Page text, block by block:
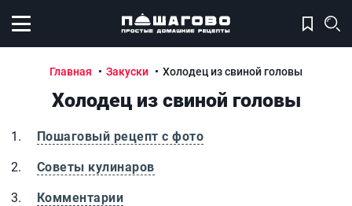
Открыть меню
Главная Закуски Холодец из свиной головы
Холодец из свиной головы
Пошаговый рецепт с фото
Советы кулинаров
Комментарии